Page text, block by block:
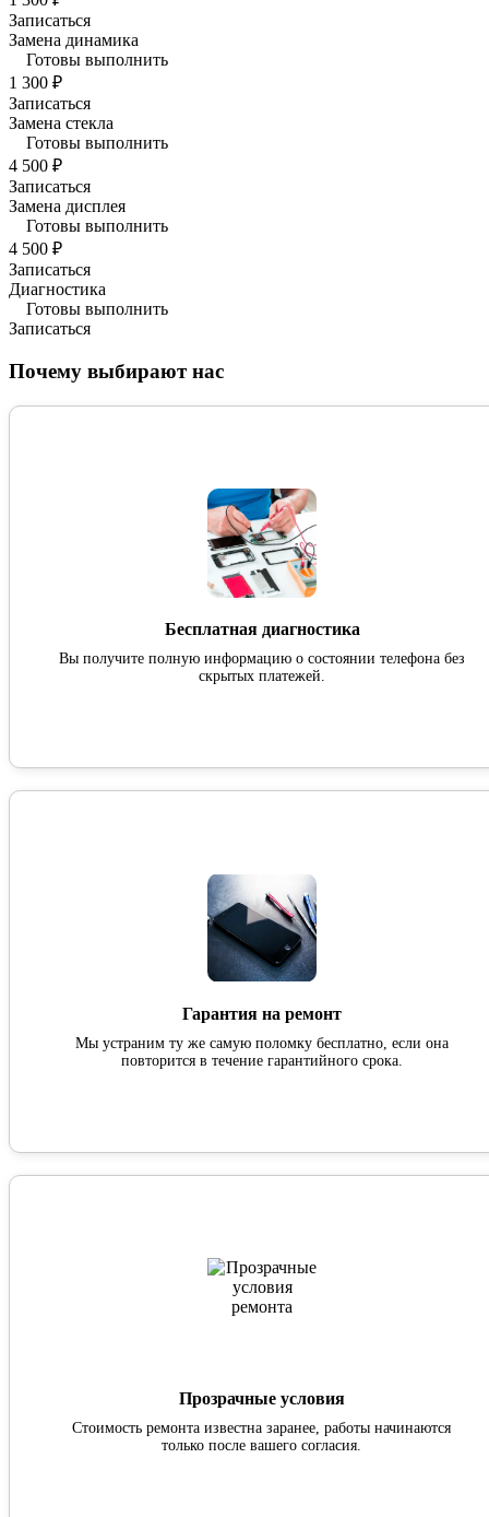
Записаться
Замена динамика
Готовы выполнить
1 300 ₽
Записаться
Замена стекла
Готовы выполнить
4 500 ₽
Записаться
Замена дисплея
Готовы выполнить
4 500 ₽
Записаться
Диагностика
Готовы выполнить
Записаться
Почему выбирают нас
Бесплатная диагностика
Вы получите полную информацию о состоянии телефона без
скрытых платежей.
Гарантия на ремонт
Мы устраним ту же самую поломку бесплатно, если она
повторится в течение гарантийного срока.
Прозрачные условия
Стоимость ремонта известна заранее, работы начинаются
только после вашего согласия.